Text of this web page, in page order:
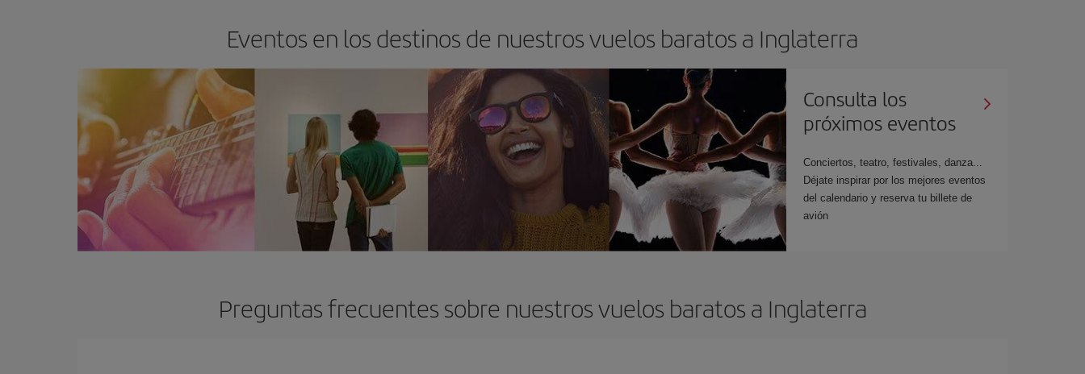
Eventos en los destinos de nuestros vuelos baratos a Inglaterra
Consulta los
próximos eventos
Conciertos, teatro, festivales, danza...
Déjate inspirar por los mejores eventos
del calendario y reserva tu billete de
avión
Preguntas frecuentes sobre nuestros vuelos baratos a Inglaterra